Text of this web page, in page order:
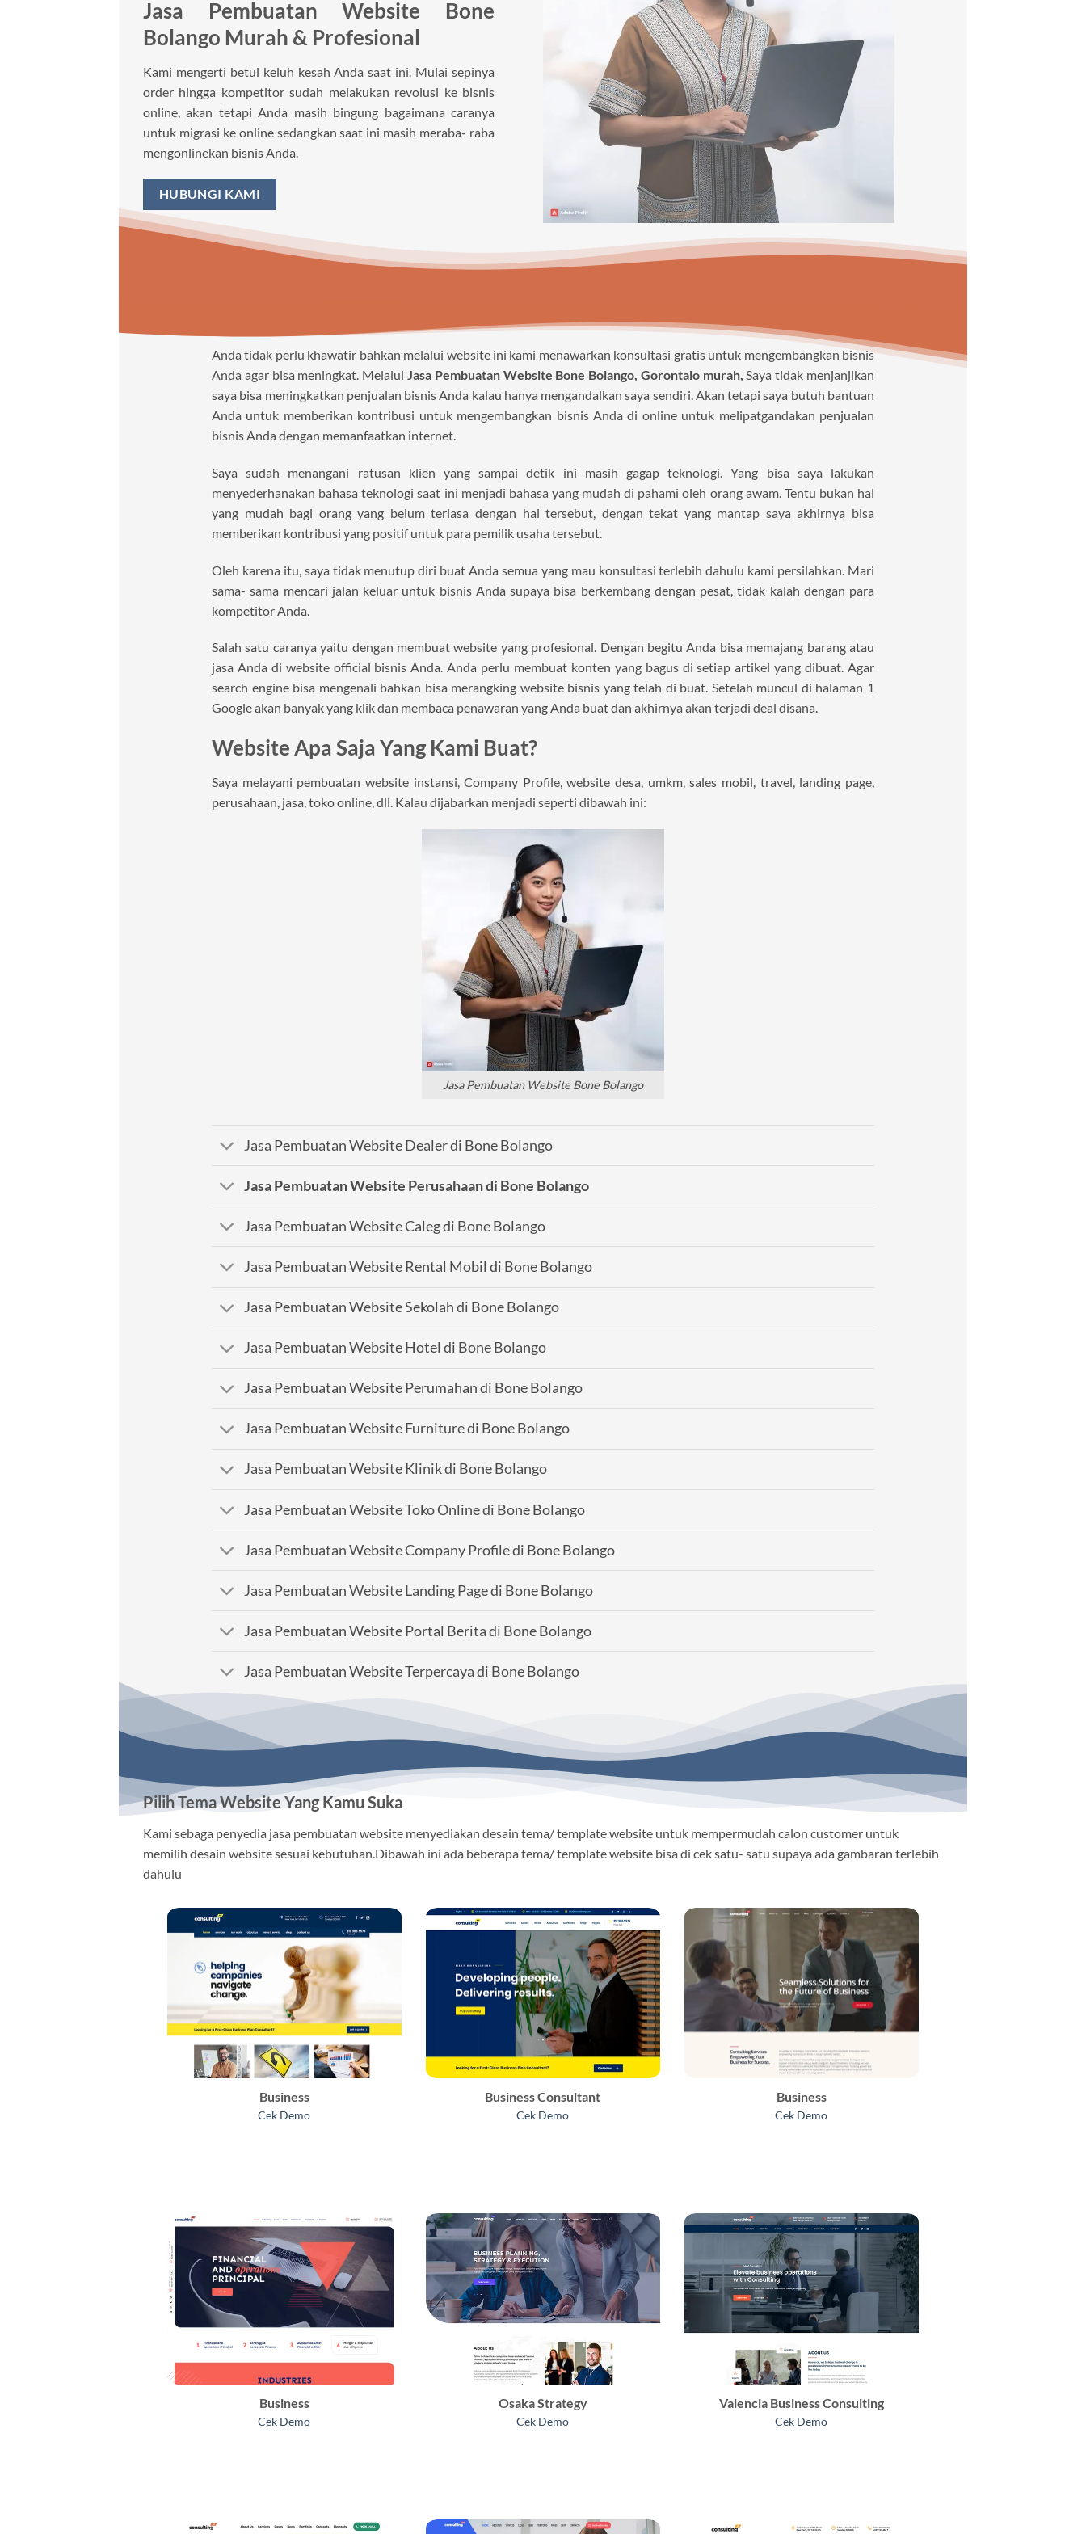
Jasa Pembuatan Website Bone
Bolango Murah & Profesional
Kami mengerti betul keluh kesah Anda saat ini. Mulai sepinya
order hingga kompetitor sudah melakukan revolusi ke bisnis
online, akan tetapi Anda masih bingung bagaimana caranya
untuk migrasi ke online sedangkan saat ini masih meraba- raba
mengonlinekan bisnis Anda.
HUBUNGI KAMI
Anda tidak perlu khawatir bahkan melalui website ini kami menawarkan konsultasi gratis untuk mengembangkan bisnis
Anda agar bisa meningkat. Melalui Jasa Pembuatan Website Bone Bolango, Gorontalo murah,Saya tidak menjanjikan
saya bisa meningkatkan penjualan bisnis Anda kalau hanya mengandalkan saya sendiri. Akan tetapi saya butuh bantuan
Anda untuk memberikan kontribusi untuk mengembangkan bisnis Anda di online untuk melipatgandakan penjualan
bisnis Anda dengan memanfaatkan internet.
Saya sudah menangani ratusan klien yang sampai detik ini masih gagap teknologi. Yang bisa saya lakukan
menyederhanakan bahasa teknologi saat ini menjadi bahasa yang mudah di pahami oleh orang awam. Tentu bukan hal
yang mudah bagi orang yang belum teriasa dengan hal tersebut, dengan tekat yang mantap saya akhirnya bisa
memberikan kontribusi yang positif untuk para pemilik usaha tersebut.
Oleh karena itu, saya tidak menutup diri buat Anda semua yang mau konsultasi terlebih dahulu kami persilahkan. Mari
sama- sama mencari jalan keluar untuk bisnis Anda supaya bisa berkembang dengan pesat, tidak kalah dengan para
kompetitor Anda.
Salah satu caranya yaitu dengan membuat website yang profesional. Dengan begitu Anda bisa memajang barang atau
jasa Anda di website official bisnis Anda. Anda perlu membuat konten yang bagus di setiap artikel yang dibuat. Agar
search engine bisa mengenali bahkan bisa merangking website bisnis yang telah di buat. Setelah muncul di halaman 1
Google akan banyak yang klik dan membaca penawaran yang Anda buat dan akhirnya akan terjadi deal disana.
Website Apa Saja Yang Kami Buat?
Saya melayani pembuatan website instansi, Company Profile, website desa, umkm, sales mobil, travel, landing page,
perusahaan, jasa, toko online, dll. Kalau dijabarkan menjadi seperti dibawah ini:
Jasa Pembuatan Website Bone Bolango
Jasa Pembuatan Website Dealer di Bone Bolango
Jasa Pembuatan Website Perusahaan di Bone Bolango
Jasa Pembuatan Website Caleg di Bone Bolango
Jasa Pembuatan Website Rental Mobil di Bone Bolango
Jasa Pembuatan Website Sekolah di Bone Bolango
Jasa Pembuatan Website Hotel di Bone Bolango
Jasa Pembuatan Website Perumahan di Bone Bolango
Jasa Pembuatan Website Furniture di Bone Bolango
Jasa Pembuatan Website Klinik di Bone Bolango
Jasa Pembuatan Website Toko Online di Bone Bolango
Jasa Pembuatan Website Company Profile di Bone Bolango
Jasa Pembuatan Website Landing Page di Bone Bolango
Jasa Pembuatan Website Portal Berita di Bone Bolango
Jasa Pembuatan Website Terpercaya di Bone Bolango
Pilih Tema Website Yang Kamu Suka
Kami sebaga penyedia jasa pembuatan website menyediakan desain tema/ template website untuk mempermudah calon customer untuk
memilih desain website sesuai kebutuhan.Dibawah ini ada beberapa tema/ template website bisa di cek satu- satu supaya ada gambaran terlebih
dahulu
Business
Cek Demo
Business Consultant
Cek Demo
Business
Cek Demo
Business
Cek Demo
Osaka Strategy
Cek Demo
Valencia Business Consulting
Cek Demo